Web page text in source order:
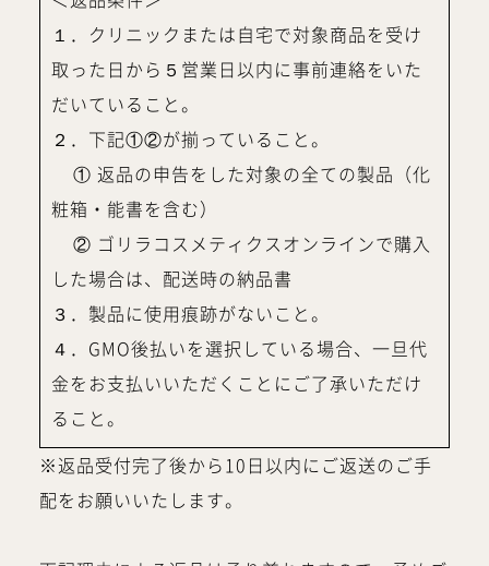
１．クリニックまたは自宅で対象商品を受け
取った日から５営業日以内に事前連絡をいた
だいていること。
２．下記①②が揃っていること。
① 返品の申告をした対象の全ての製品（化
粧箱・能書を含む）
② ゴリラコスメティクスオンラインで購入
した場合は、配送時の納品書
３．製品に使用痕跡がないこと。
４．GMO後払いを選択している場合、一旦代
金をお支払いいただくことにご了承いただけ
ること。
※返品受付完了後から10日以内にご返送のご手
配をお願いいたします。